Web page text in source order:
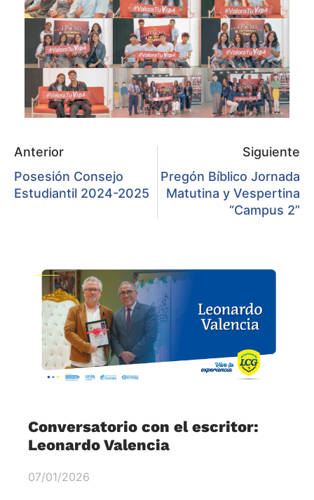
Anterior
Posesión Consejo
Estudiantil 2024-2025
Siguiente
Pregón Bíblico Jornada
Matutina y Vespertina
“Campus 2”
Conversatorio con el escritor:
Leonardo Valencia
07/01/2026